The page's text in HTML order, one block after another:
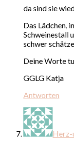
da sind sie
Das Lädchen,
Schweinestall
schwer
Deine Worte
GGLG Katja
Antworten
Herz-